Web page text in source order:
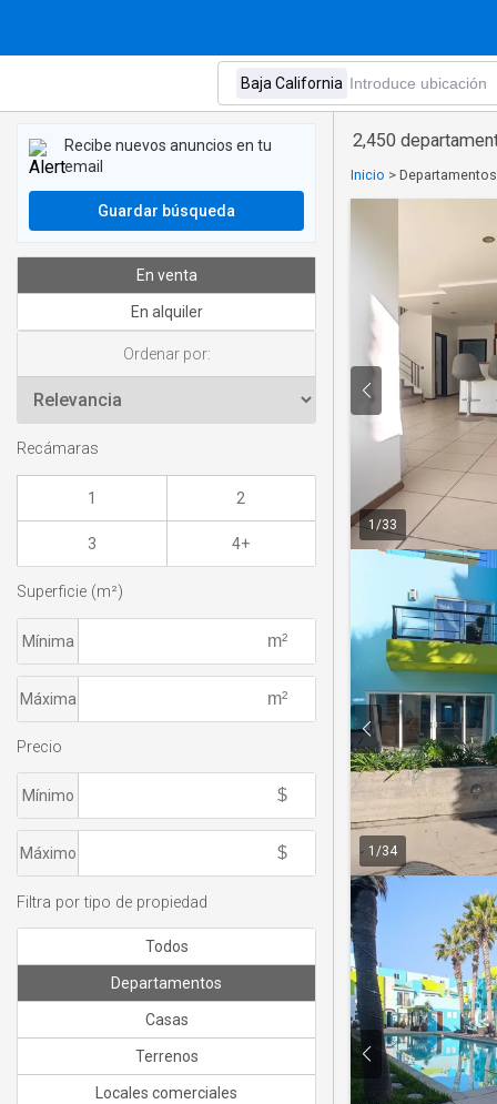
2,450
Inicio >
1 /33
1 /34
Recibe nuevos anuncios en tu
email
Guardar búsqueda
En venta
En alquiler
Ordenar por:
Recámaras
1 2
3 4+
Superficie (m²)
Mínima
Máxima
Precio
Mínimo
Máximo
Filtra por tipo de propiedad
Todos
Departamentos
Casas
Terrenos
Locales comerciales